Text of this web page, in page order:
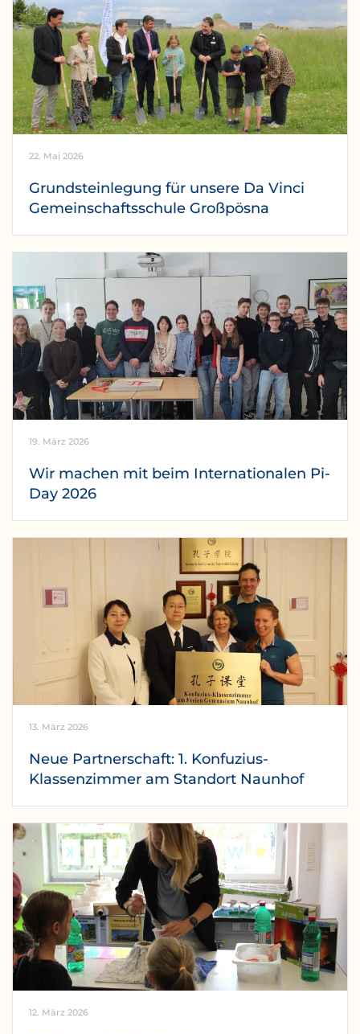
22. Mai 2026
Grundsteinlegung für unsere Da Vinci
Gemeinschaftsschule Großpösna
19. März 2026
Wir machen mit beim Internationalen Pi-
Day 2026
13. März 2026
Neue Partnerschaft: 1. Konfuzius-
Klassenzimmer am Standort Naunhof
12. März 2026